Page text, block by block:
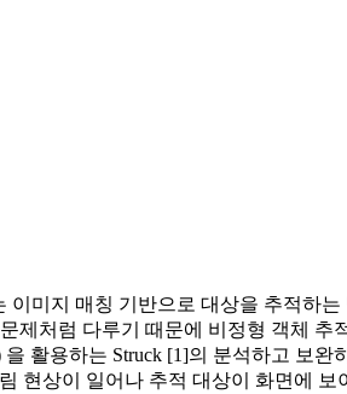
미지 매칭 기반으로 대상을 추적하
제처럼 다루기 때문에 비정형 객체 추
을 활용하는 Struck [1]의 분석하고 보
현상이 일어나 추적 대상이 화면에